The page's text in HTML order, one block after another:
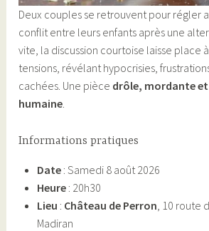
Deux couples se retrouvent pour régler
conflit entre leurs enfants après une
vite, la discussion courtoise laisse place
tensions, révélant hypocrisies,
cachées. Une pièce drôle, mordante
humaine
Informations pratiques
Date: Samedi 8 août 2026
Heure: 20h30
Lieu : Château de Perron , 10 route
Madiran